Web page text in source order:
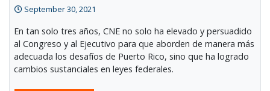
September 30, 2021
En tan solo tres años, CNE no solo ha elevado y persuadido
al Congreso y al Ejecutivo para que aborden de manera más
adecuada los desafíos de Puerto Rico, sino que ha logrado
cambios sustanciales en leyes federales.